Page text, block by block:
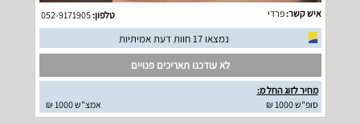
איש קשר:פרדי טלפון:052-9171905
נמצאו 17 חוות דעת אמיתיות
לא עודכנו תאריכים פנויים
מחיר לזוג החל מ:
סופ"ש 1000 ₪
אמצ"ש 1000 ₪